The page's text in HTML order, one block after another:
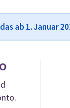
ab 1. Januar